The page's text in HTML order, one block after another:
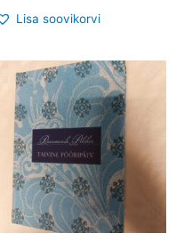
Lisa soovikorvi